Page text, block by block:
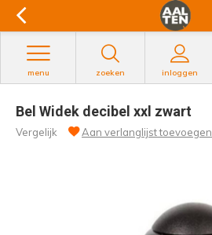
zoeken inloggen
menu
Bel Widek decibel xxl zwart
Vergelijk Aan verlanglijst toevoegen